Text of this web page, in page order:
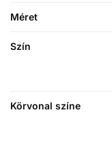
Méret
Szín
Körvonal színe